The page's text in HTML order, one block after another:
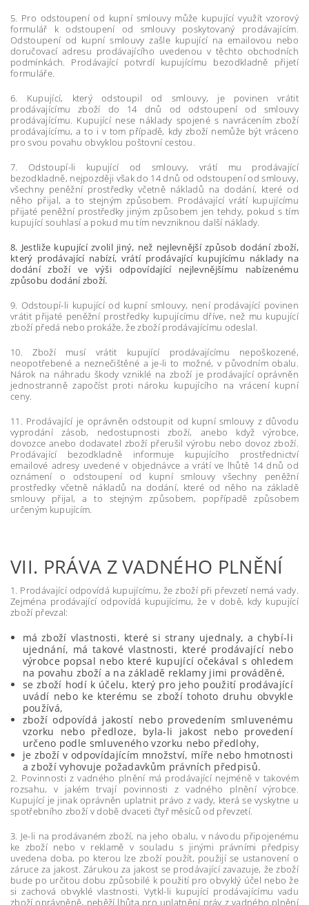
5. Pro odstoupení od kupní smlouvy může kupující využít vzorový
formulář k odstoupení od smlouvy poskytovaný prodávajícím.
Odstoupení od kupní smlouvy zašle kupující na emailovou nebo
doručovací adresu prodávajícího uvedenou v těchto obchodních
podmínkách. Prodávající potvrdí kupujícímu bezodkladně přijetí
formuláře.
6. Kupující, který odstoupil od smlouvy, je povinen vrátit
prodávajícímu zboží do 14 dnů od odstoupení od smlouvy
prodávajícímu. Kupující nese náklady spojené s navrácením zboží
prodávajícímu, a to i v tom případě, kdy zboží nemůže být vráceno
pro svou povahu obvyklou poštovní cestou.
7. Odstoupí-li kupující od smlouvy, vrátí mu prodávající
bezodkladně, nejpozději však do 14 dnů od odstoupení od smlouvy,
všechny peněžní prostředky včetně nákladů na dodání, které od
něho přijal, a to stejným způsobem. Prodávající vrátí kupujícímu
přijaté peněžní prostředky jiným způsobem jen tehdy, pokud s tím
kupující souhlasí a pokud mu tím nevzniknou další náklady.
8. Jestliže kupující zvolil jiný, než nejlevnější způsob dodání zboží,
který prodávající nabízí, vrátí prodávající kupujícímu náklady na
dodání zboží ve výši odpovídající nejlevnějšímu nabízenému
způsobu dodání zboží.
9. Odstoupí-li kupující od kupní smlouvy, není prodávající povinen
vrátit přijaté peněžní prostředky kupujícímu dříve, než mu kupující
zboží předá nebo prokáže, že zboží prodávajícímu odeslal.
10. Zboží musí vrátit kupující prodávajícímu nepoškozené,
neopotřebené a neznečištěné a je-li to možné, v původním obalu.
Nárok na náhradu škody vzniklé na zboží je prodávající oprávněn
jednostranně započíst proti nároku kupujícího na vrácení kupní
ceny.
11. Prodávající je oprávněn odstoupit od kupní smlouvy z důvodu
vyprodání zásob, nedostupnosti zboží, anebo když výrobce,
dovozce anebo dodavatel zboží přerušil výrobu nebo dovoz zboží.
Prodávající bezodkladně informuje kupujícího prostřednictví
emailové adresy uvedené v objednávce a vrátí ve lhůtě 14 dnů od
oznámení o odstoupení od kupní smlouvy všechny peněžní
prostředky včetně nákladů na dodání, které od něho na základě
smlouvy přijal, a to stejným způsobem, popřípadě způsobem
určeným kupujícím.
VII. PRÁVA Z VADNÉHO PLNĚNÍ
1. Prodávající odpovídá kupujícímu, že zboží při převzetí nemá vady.
Zejména prodávající odpovídá kupujícímu, že v době, kdy kupující
zboží převzal:
má zboží vlastnosti, které si strany ujednaly, a chybí-li
ujednání, má takové vlastnosti, které prodávající nebo
výrobce popsal nebo které kupující očekával s ohledem
na povahu zboží a na základě reklamy jimi prováděné,
se zboží hodí k účelu, který pro jeho použití prodávající
uvádí nebo ke kterému se zboží tohoto druhu obvykle
používá,
zboží odpovídá jakostí nebo provedením smluvenému
vzorku nebo předloze, byla-li jakost nebo provedení
určeno podle smluveného vzorku nebo předlohy,
je zboží v odpovídajícím množství, míře nebo hmotnosti
azboží vyhovuje požadavkům právních předpisů.
2. Povinnosti z vadného plnění má prodávající nejméně v takovém
rozsahu, v jakém trvají povinnosti z vadného plnění výrobce.
Kupující je jinak oprávněn uplatnit právo z vady, která se vyskytne u
spotřebního zboží v době dvaceti čtyř měsíců od převzetí.
3. Je-li na prodávaném zboží, na jeho obalu, v návodu připojenému
ke zboží nebo v reklamě v souladu s jinými právními předpisy
uvedena doba, po kterou lze zboží použít, použijí se ustanovení o
záruce za jakost. Zárukou za jakost se prodávající zavazuje, že zboží
bude po určitou dobu způsobilé k použití pro obvyklý účel nebo že
si zachová obvyklé vlastnosti. Vytkl-li kupující prodávajícímu vadu
zboží oprávněně, neběží lhůta pro uplatnění práv z vadného plnění